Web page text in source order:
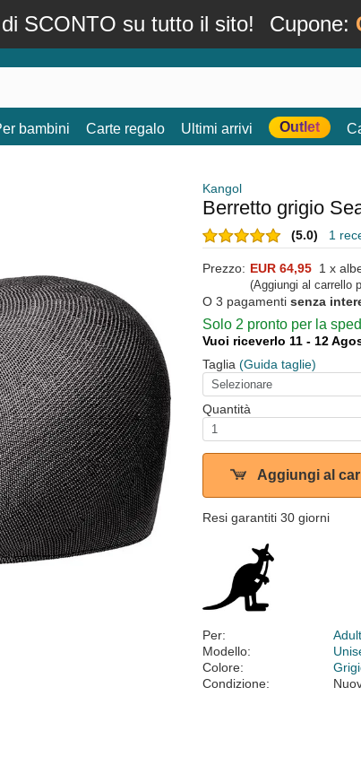
SCONTO su tutto il sito! Cupone:
bambini Carte regalo Ultimi arrivi Outlet
Kangol
Berretto grigio
(5.0) 1
Prezzo: EUR 64,95 1 x
(Aggiungi al carrello
O 3 pagamenti senza
Solo 2 pronto per la
Vuoi riceverlo 11 - 12
Taglia (Guida taglie)
Quantità
Aggiungi al
Resi garantiti 30 giorni
Per:
Modello:
Colore:
Condizione: